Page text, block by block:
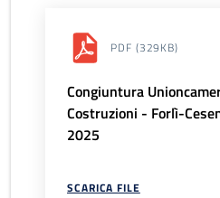
PDF (329KB)
Congiuntura
Costruzioni - Forlì-
2025
SCARICA FILE